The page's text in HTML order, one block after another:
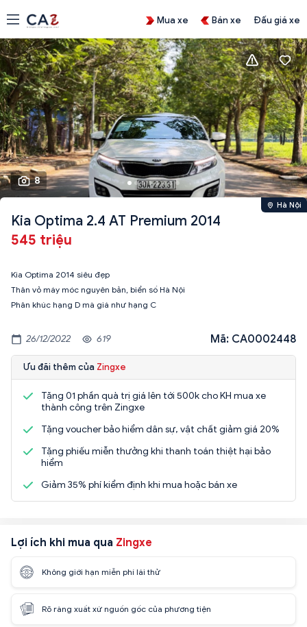
Mua xe Bán xe Đấu giá xe
8
Hà Nội
Kia Optima 2.4 AT Premium 2014
545 triệu
Kia Optima 2014 siêu đẹp
Thân vỏ máy móc nguyên bản, biển số Hà Nội
Phân khúc hạng D mà giá như hạng C
26/12/2022 619 Mã: CA0002448
Ưu đãi thêm của Zingxe
Tặng 01 phần quà trị giá lên tới 500k cho KH mua xe
thành công trên Zingxe
Tặng voucher bảo hiểm dân sự, vật chất giảm giá 20%
Tặng phiếu miễn thưởng khi thanh toán thiệt hại bảo
hiểm
Giảm 35% phí kiểm định khi mua hoặc bán xe
Lợi ích khi mua qua Zingxe
Không giới hạn miễn phí lái thử
Rõ ràng xuất xứ nguồn gốc của phương tiện